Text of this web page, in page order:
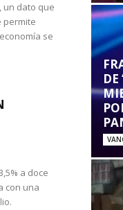
un dato que
permite
se
a doce
con una